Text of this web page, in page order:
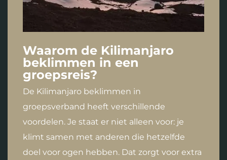
Waarom de Kilimanjaro
beklimmen in een
groepsreis?
De Kilimanjaro beklimmen in
groepsverband heeft verschillende
voordelen. Je staat er niet alleen voor: je
klimt samen met anderen die hetzelfde
doel voor ogen hebben. Dat zorgt voor extra